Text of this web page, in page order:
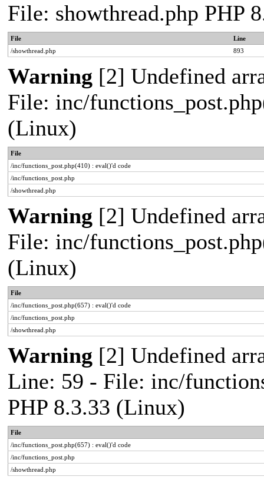
File: showthread.php PHP
File
Line
/showthread.php
893
Warning [2] Undefined
File: inc/
(Linux)
File
/inc/functions_post.php(410) : eval()'d code
/inc/functions_post.php
/showthread.php
Warning [2] Undefined
File: inc/
(Linux)
File
/inc/functions_post.php(657) : eval()'d code
/inc/functions_post.php
/showthread.php
Warning [2] Undefined
Line: 59 - File: inc/
PHP 8.3.33 (Linux)
File
/inc/functions_post.php(657) : eval()'d code
/inc/functions_post.php
/showthread.php